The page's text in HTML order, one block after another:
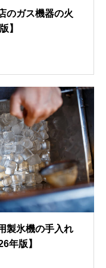
のガス機器の火
】
製氷機の手入れ
年版】